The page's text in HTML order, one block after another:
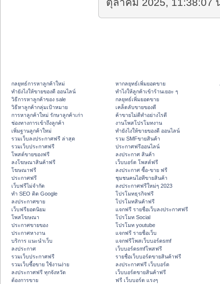
ตุลาคม 2025, 11:38:07
กลยุทธ์การหาลูกค้าใหม่
ทํายังไงให้ขายของดี ออนไลน์
วิธีการหาลูกค้าของ sale
วิธีหาลูกค้ากลุ่มเป้าหมาย
การหาลูกค้าใหม่ รักษาลูกค้าเก่า
ช่องทางการเข้าถึงลูกค้า
เพิ่มฐานลูกค้าใหม่
รวมเว็บลงประกาศฟรี ล่าสุด
รวมเว็บประกาศฟรี
โพสต์ขายของฟรี
ลงโฆษณาสินค้าฟรี
โฆษณาฟรี
ประกาศฟรี
เว็บฟรีไม่จำกัด
ทำ SEO ติด Google
ลงประกาศขาย
เว็บฟรียอดนิยม
โพสโฆษณา
ประกาศขายของ
ประกาศหางาน
บริการ แนะนำเว็บ
ลงประกาศ
รวมเว็บประกาศฟรี
รวมเว็บซื้อขาย ใช้งานง่าย
ลงประกาศฟรี ทุกจังหวัด
ต้องการขาย
หากลยุทธ์เพิ่มยอดขาย
ทําไงให้ลูกค้าเข้าร้านเยอะ ๆ
กลยุทธ์เพิ่มยอดขาย
เคล็ดลับขายของดี
ค้าขายไม่ดีทำอย่างไรดี
งานโพสโปรโมทงาน
ทํายังไงให้ขายของดี ออนไลน์
รวม SMFขายสินค้า
ประกาศฟรีออนไลน์
ลงประกาศ สินค้า
เว็บบอร์ด โพสต์ฟรี
ลงประกาศ ซื้อ-ขาย ฟรี
ชุมชนคนไอทีขายสินค้า
ลงประกาศฟรีใหม่ๆ 2023
โปรโมทธุรกิจฟรี
โปรโมทสินค้าฟรี
แจกฟรี รายชื่อเว็บลงประกาศฟรี
โปรโมท Social
โปรโมท youtube
แจกฟรี รายชื่อเว็บ
แจกฟรีโพสเว็บบอร์ดsmf
เว็บบอร์ดsmfโพสฟรี
รายชื่อเว็บบอร์ดขายสินค้าฟรี
ลงประกาศฟรี เว็บบอร์ด
เว็บบอร์ดขายสินค้าฟรี
ฟรี เว็บบอร์ด แรงๆ